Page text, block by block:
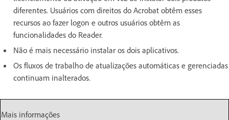
diferentes. Usuários com direitos do Acrobat obtêm esses
recursos ao fazer logon e outros usuários obtêm as
funcionalidades do Reader.
Não é mais necessário instalar os dois aplicativos.
Os fluxos de trabalho de atualizações automáticas e gerenciadas
continuam inalterados.
Mais informações